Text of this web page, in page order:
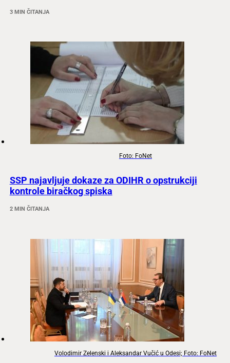
3 MIN ČITANJA
Foto: FoNet
SSP najavljuje dokaze za ODIHR o opstrukciji
kontrole biračkog spiska
2 MIN ČITANJA
Volodimir Zelenski i Aleksandar Vučić u Odesi; Foto: FoNet